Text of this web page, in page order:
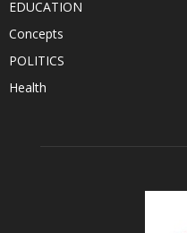
EDUCATION
Concepts
POLITICS
Health